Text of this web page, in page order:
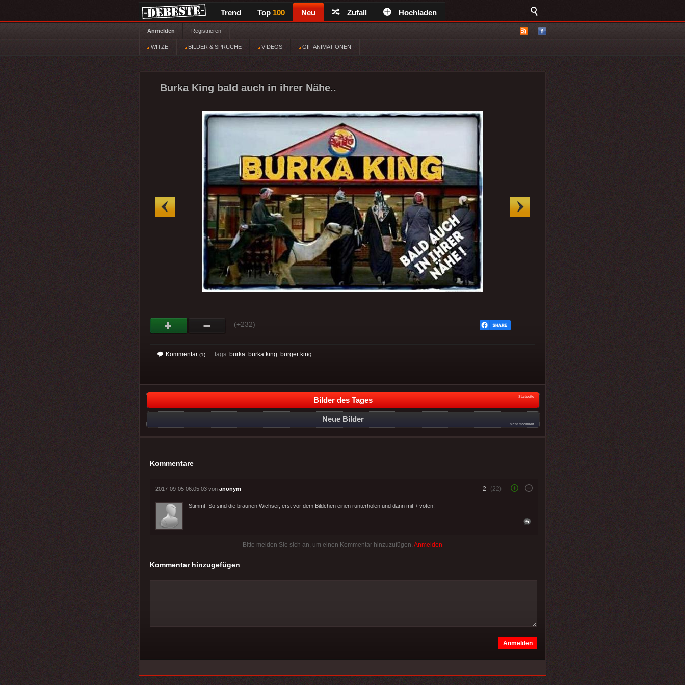
Trend Top 100 Neu Zufall Hochladen
Anmelden Registrieren
WITZE BILDER & SPRÜCHE VIDEOS GIF ANIMATIONEN
Burka King bald auch in ihrer Nähe..
(+232)
Kommentar (1) tags: burka burka king burger king
Bilder des Tages Startseite
Neue Bilder
nicht moderiert
Kommentare
2017-09-05 06:05:03 von anonym -2 (22)
Stimmt! So sind die braunen Wichser, erst vor dem Bildchen einen runterholen und dann mit + voten!
Bitte melden Sie sich an, um einen Kommentar hinzuzufügen. Anmelden
Kommentar hinzugefügen